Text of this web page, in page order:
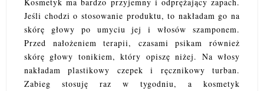
Jeśli chodzi o stosowanie produktu, to nakładam go na
skórę głowy po umyciu jej i włosów szamponem.
Przed nałożeniem terapii, czasami psikam również
skórę głowy tonikiem, który opiszę niżej. Na włosy
nakładam plastikowy czepek i ręcznikowy turban.
Zabieg stosuję raz w tygodniu, a kosmetyk